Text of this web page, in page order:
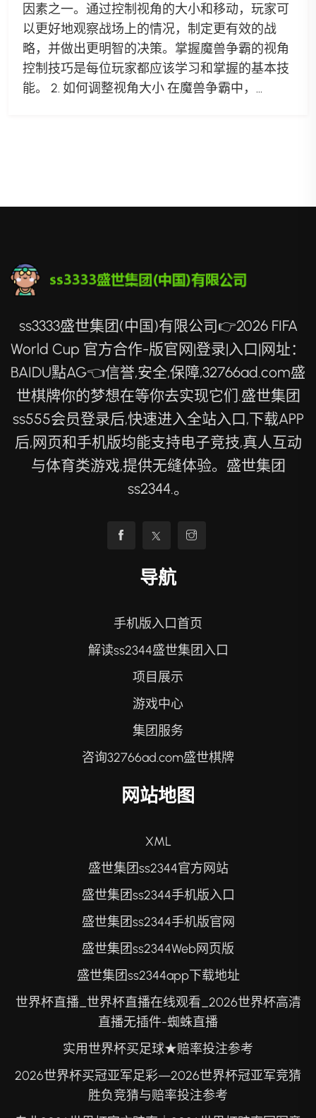
因素之一。通过控制视角的大小和移动，玩家可
以更好地观察战场上的情况，制定更有效的战
略，并做出更明智的决策。掌握魔兽争霸的视角
控制技巧是每位玩家都应该学习和掌握的基本技
能。 2. 如何调整视角大小 在魔兽争霸中，...
ss3333盛世集团(中国)有限公司👉2026 FIFA
World Cup 官方合作-版官网|登录|入口|网址：
BAIDU點AG👈信誉,安全,保障,32766ad.com盛
世棋牌你的梦想在等你去实现它们.盛世集团
ss555会员登录后,快速进入全站入口,下载APP
后,网页和手机版均能支持电子竞技,真人互动
与体育类游戏,提供无缝体验。盛世集团
ss2344.。
导航
手机版入口首页
解读ss2344盛世集团入口
项目展示
游戏中心
集团服务
咨询32766ad.com盛世棋牌
网站地图
XML
盛世集团ss2344官方网站
盛世集团ss2344手机版入口
盛世集团ss2344手机版官网
盛世集团ss2344Web网页版
盛世集团ss2344app下载地址
世界杯直播_世界杯直播在线观看_2026世界杯高清
直播无插件-蜘蛛直播
实用世界杯买足球★赔率投注参考
2026世界杯买冠亚军足彩—2026世界杯冠亚军竞猜
胜负竞猜与赔率投注参考